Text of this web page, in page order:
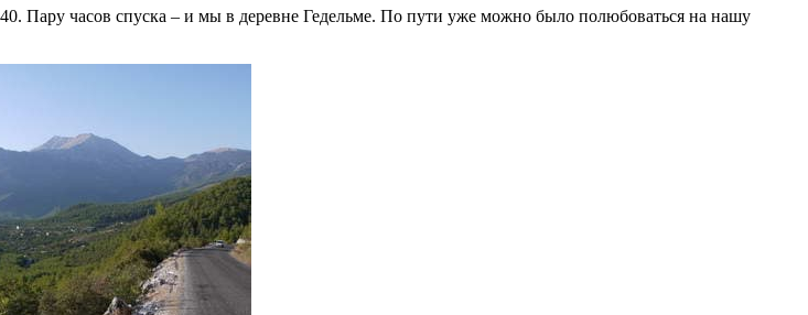
часов спуска – и мы в деревне Гедельме. По пути уже можно было полюбоваться на нашу